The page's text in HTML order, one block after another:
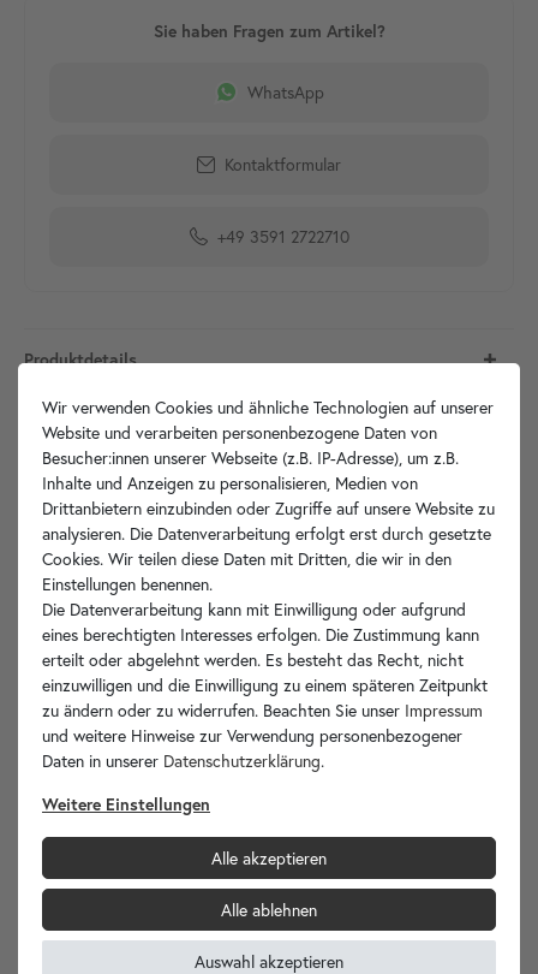
WhatsApp
Kontaktformular
+49 3591 2722710
Produktdetails
Artikelbeschreibung
Technische Zeichnung
Hersteller-Info
Ihre Vorteile
wohnfreuden.de -
Ihr Spezialist für Waschbecken Unikate!
InternationalerVersand
Wir verwenden Cookies und ähnliche Technologien auf unserer
Website und verarbeiten personenbezogene Daten von
Besucher:innen unserer Webseite (z.B. IP-Adresse), um z.B.
Inhalte und Anzeigen zu personalisieren, Medien von
Drittanbietern einzubinden oder Zugriffe auf unsere Website zu
analysieren. Die Datenverarbeitung erfolgt erst durch gesetzte
Cookies. Wir teilen diese Daten mit Dritten, die wir in den
Einstellungen benennen.
Die Datenverarbeitung kann mit Einwilligung oder aufgrund
eines berechtigten Interesses erfolgen. Die Zustimmung kann
erteilt oder abgelehnt werden. Es besteht das Recht, nicht
einzuwilligen und die Einwilligung zu einem späteren Zeitpunkt
zu ändern oder zu widerrufen. Beachten Sie unser Impressum
und weitere Hinweise zur Verwendung personenbezogener
Daten in unserer Daten­schutz­erklärung.
Weitere Einstellungen
Alle akzeptieren
Alle ablehnen
Auswahl akzeptieren